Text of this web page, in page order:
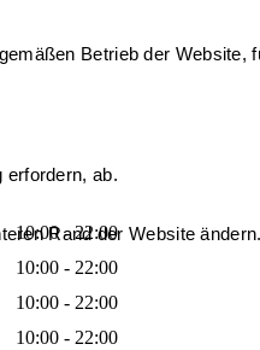
10:00 - 22:00
10:00 - 22:00
10:00 - 22:00
10:00 - 22:00
Betrieb der
ab.
Rand der Website ändern.